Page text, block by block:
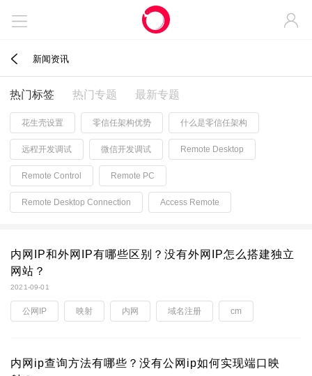
 
 新闻资讯
热门标签 热门专题 最新专题
花生壳设置 零信任架构优势 什么是零信任架构
远程开发调试 微信开发调试 Remote Desktop
Remote Control Remote PC
Remote Desktop Connection Access Remote
内网IP和外网IP有哪些区别？没有外网IP怎么搭建独立
网站？
2021-09-01
公网IP 映射 内网 域名注册 cm
内网ip查询方法有哪些？没有公网ip如何实现端口映